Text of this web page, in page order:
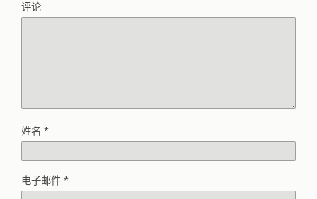
评论
姓名 *
电子邮件 *